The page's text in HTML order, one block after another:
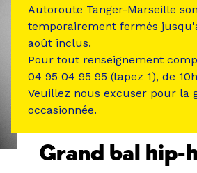
ÉVÉNEMENT PASSÉ
Grand bal hip-
Autoroute Tanger-Marseille
temporairement fermés
août inclus.
Pour tout renseignement
04 95 04 95 95 (tapez 1), de
Veuillez nous excuser pour la
occasionnée.